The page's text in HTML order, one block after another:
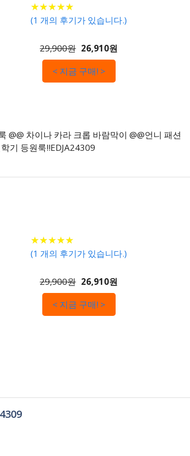
★★★★★
★★★★★
(1 개의 후기가 있습니다.)
29,900원 26,910원
< 지금 구매! >
차이나 카라 크롭 바람막이 @@언니 패션
기 등원룩!!EDJA24309
★★★★★
★★★★★
(1 개의 후기가 있습니다.)
29,900원 26,910원
< 지금 구매! >